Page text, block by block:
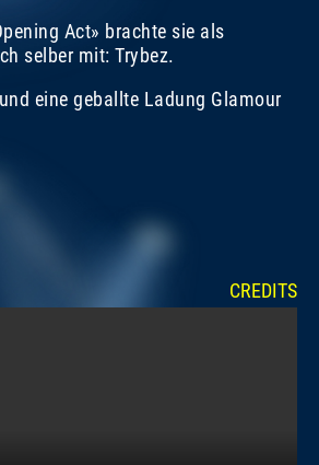
Act» brachte sie als
selber mit: Trybez.
eine geballte Ladung Glamour
CREDITS